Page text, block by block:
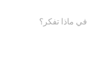
في ماذا تفكر؟